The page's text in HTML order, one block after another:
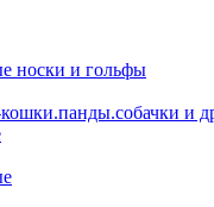
носки и гольфы
и